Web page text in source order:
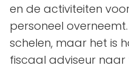
en de activiteiten
personeel
schelen, maar het is
fiscaal adviseur naar